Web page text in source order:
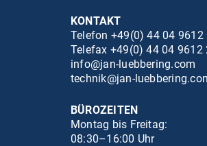
KONTAKT
Telefon +49(0) 44 04 9612
Telefax +49(0) 44 04 9612
info@jan-luebbering.com
technik@jan-
BÜROZEITEN
Montag bis Freitag:
08:30–16:00 Uhr